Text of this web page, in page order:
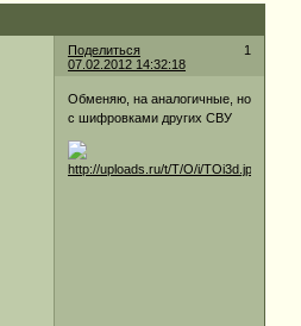
Поделиться
1
07.02.2012 14:32:18
Обменяю, на аналогичные, но
с шифровками других СВУ